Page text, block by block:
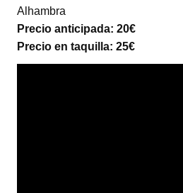
Alhambra
Precio anticipada: 20€
Precio en taquilla: 25€